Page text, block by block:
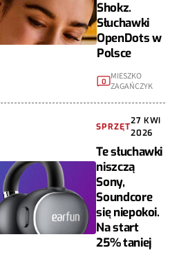
Shokz.
Słuchawki
OpenDots w
Polsce
0
MIESZKO
ZAGAŃCZYK
SPRZĘT
27 KWI
2026
Te słuchawki
niszczą
Sony,
Soundcore
się niepokoi.
Na start
25% taniej